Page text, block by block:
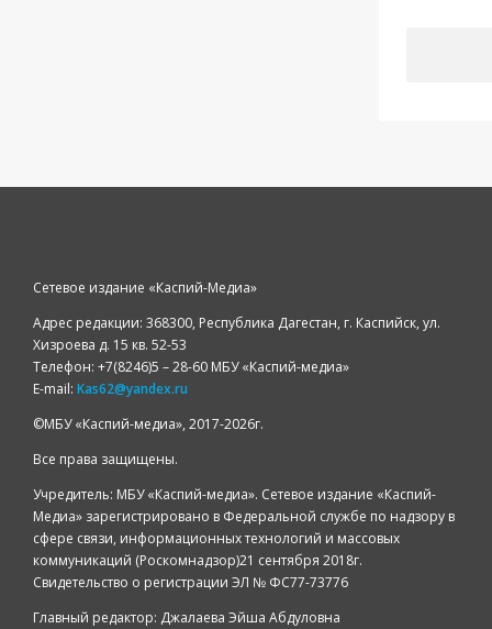
Сетевое издание «Каспий-Медиа»
Адрес редакции: 368300, Республика Дагестан, г. Каспийск, ул.
Хизроева д. 15 кв. 52-53
Телефон: +7(8246)5 – 28-60 МБУ «Каспий-медиа»
E-mail: Kas62@yandex.ru
©️МБУ «Каспий-медиа», 2017-2026г.
Все права защищены.
Учредитель: МБУ «Каспий-медиа». Сетевое издание «Каспий-
Медиа» зарегистрировано в Федеральной службе по надзору в
сфере связи, информационных технологий и массовых
коммуникаций (Роскомнадзор)21 сентября 2018г.
Свидетельство о регистрации ЭЛ № ФС77-73776
Главный редактор: Джалаева Эйша Абдуловна